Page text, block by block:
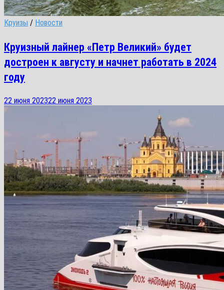
Круизы / Новости
Круизный лайнер «Петр Великий» будет
достроен к августу и начнет работать в 2024
году
22 июня 202322 июня 2023